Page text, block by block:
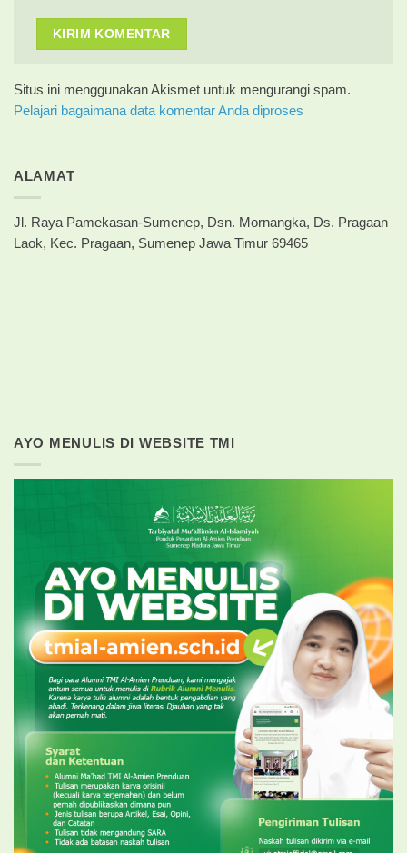
Situs ini menggunakan Akismet untuk mengurangi spam.
Pelajari bagaimana data komentar Anda diproses
ALAMAT
Jl. Raya Pamekasan-Sumenep, Dsn. Mornangka, Ds. Pragaan
Laok, Kec. Pragaan, Sumenep Jawa Timur 69465
AYO MENULIS DI WEBSITE TMI